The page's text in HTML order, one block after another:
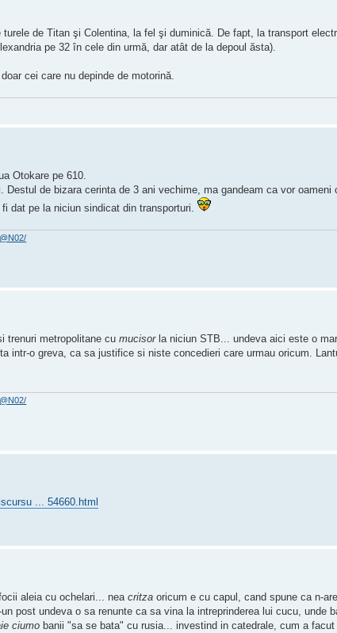
de Titan şi Colentina, la fel şi duminică. De fapt, la transport
pe 32 în cele din urmă, dar atât de la depoul ăsta).
cei care nu depinde de motorină.
Otokare pe 610.
Destul de bizara cerinta de 3 ani vechime, ma gandeam ca vor
dat pe la niciun sindicat din transporturi.
trenuri metropolitane cumucisorla niciun STB... undeva aici este o
intr-o greva, ca sa justifice si niste concedieri care urmau oricum.
... 54660.html
aleia cu ochelari... neacritza oricum e cu capul, cand spune ca n-
post undeva o sa renunte ca sa vina la intreprinderea lui cucu, unde
ciumo banii "sa se bata" cu rusia... investind in catedrale, cum a